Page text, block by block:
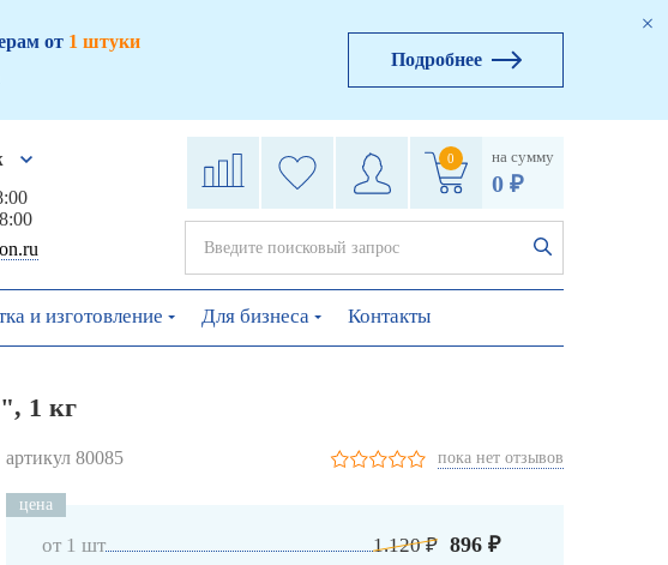
от 1 штуки
Подробнее
0 на сумму
0 ₽
и изготовление Для бизнеса Контакты
1 кг
артикул 80085 пока нет отзывов
цена
от 1 шт 1.120 ₽ 896 ₽